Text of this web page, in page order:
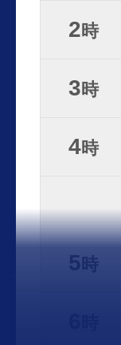
2時
3時
4時
5 時